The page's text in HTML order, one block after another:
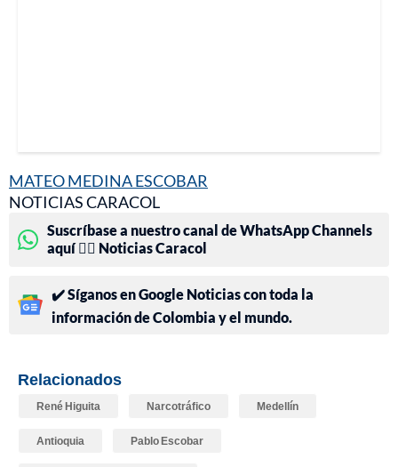
MATEO MEDINA ESCOBAR
NOTICIAS CARACOL
Suscríbase a nuestro canal de WhatsApp Channels
aquí 👉🏻 Noticias Caracol
✔️ Síganos en Google Noticias con toda la
información de Colombia y el mundo.
Relacionados
René Higuita Narcotráfico Medellín
Antioquia Pablo Escobar